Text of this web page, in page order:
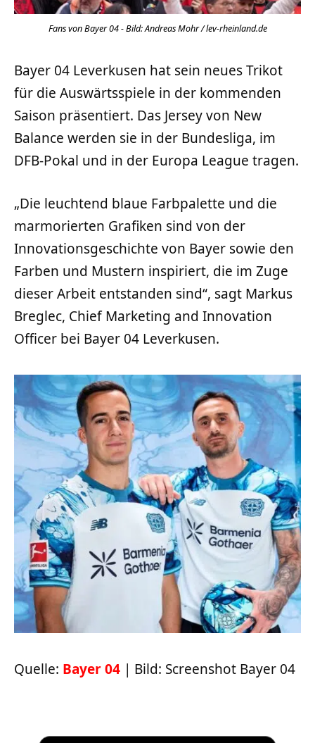
Fans von Bayer 04 - Bild: Andreas Mohr / lev-rheinland.de
Bayer 04 Leverkusen hat sein neues Trikot
für die Auswärtsspiele in der kommenden
Saison präsentiert. Das Jersey von New
Balance werden sie in der Bundesliga, im
DFB-Pokal und in der Europa League tragen.
„Die leuchtend blaue Farbpalette und die
marmorierten Grafiken sind von der
Innovationsgeschichte von Bayer sowie den
Farben und Mustern inspiriert, die im Zuge
dieser Arbeit entstanden sind“, sagt Markus
Breglec, Chief Marketing and Innovation
Officer bei Bayer 04 Leverkusen.
Quelle: Bayer 04 | Bild: Screenshot Bayer 04